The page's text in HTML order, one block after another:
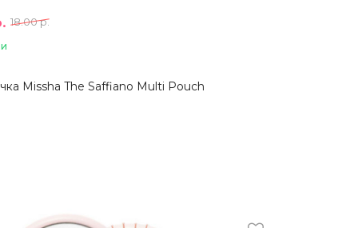
18.00 р.
Missha The Saffiano Multi Pouch